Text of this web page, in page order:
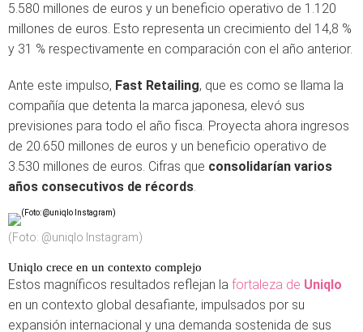
5.580 millones de euros y un beneficio operativo de 1.120
millones de euros. Esto representa un crecimiento del 14,8 %
y 31 % respectivamente en comparación con el año anterior.
Ante este impulso, Fast Retailing, que es como se llama la
compañía que detenta la marca japonesa, elevó sus
previsiones para todo el año fisca. Proyecta ahora ingresos
de 20.650 millones de euros y un beneficio operativo de
3.530 millones de euros. Cifras que consolidarían varios
años consecutivos de récords.
(Foto: @uniqlo Instagram)
Uniqlo crece en un contexto complejo
Estos magníficos resultados reflejan la fortaleza de Uniqlo
en un contexto global desafiante, impulsados por su
expansión internacional y una demanda sostenida de sus